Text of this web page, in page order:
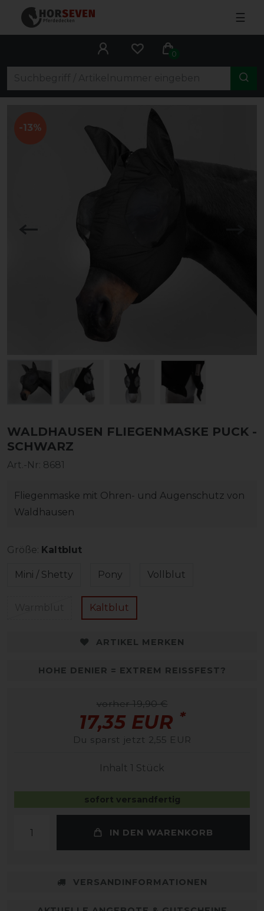
☰
0
-13%
WALDHAUSEN FLIEGENMASKE PUCK -
SCHWARZ
Art.-Nr: 8681
Fliegenmaske mit Ohren- und Augenschutz von
Waldhausen
Größe: Kaltblut
Mini / Shetty Pony Vollblut
Kaltblut
ARTIKEL MERKEN
HOHE DENIER = EXTREM REISSFEST?
vorher 19,90 €
17,35 EUR *
Du sparst jetzt 2,55 EUR
Inhalt 1 Stück
sofort versandfertig
IN DEN WARENKORB
VERSANDINFORMATIONEN